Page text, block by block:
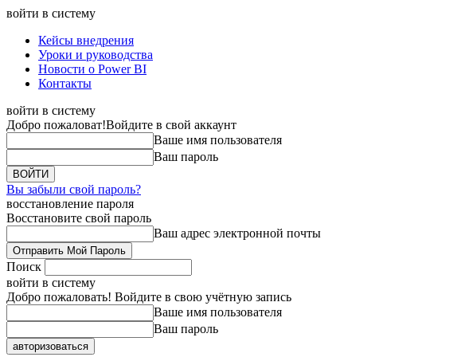
войти в систему
Кейсы внедрения
Уроки и руководства
Новости о Power BI
Контакты
войти в систему
Добро пожаловат!Войдите в свой аккаунт
Ваше имя пользователя
Ваш пароль
Вы забыли свой пароль?
восстановление пароля
Восстановите свой пароль
Ваш адрес электронной почты
Поиск
войти в систему
Добро пожаловать! Войдите в свою учётную запись
Ваше имя пользователя
Ваш пароль